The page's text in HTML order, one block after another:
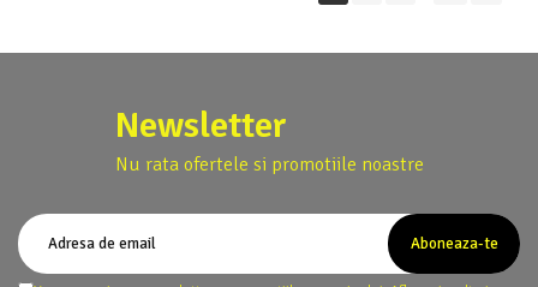
Newsletter
Nu rata ofertele si promotiile noastre